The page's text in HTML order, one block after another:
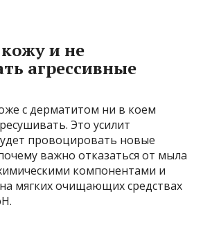
и не
агрессивные
с дерматитом ни в коем
Это усилит
провоцировать новые
важно отказаться от мыла
компонентами и
мягких очищающих средствах